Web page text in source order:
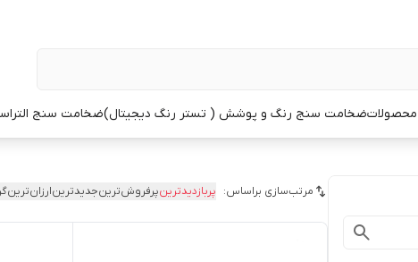
ضخامت سنج رنگ و پوشش ( تستر رنگ دیجیتال)ضخامت سنج
مرتب‌سازی براساس: پربازدیدترینپرفروش‌ترینجدیدترینارزان‌ترین